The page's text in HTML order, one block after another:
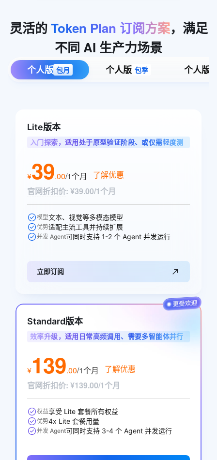
灵活的 Token Plan 订阅方案，满足
不同 AI 生产力场景
个人版 包月 个人版 包季 个人版
Lite版本
入门探索，适用处于原型验证阶段、或仅需轻度测
¥39.00/1个月
了解优惠
官网折扣价: ¥39.00/1个月
模型文本、视觉等多模态模型
优势适配主流工具并持续扩展
并发 Agent可同时支持 1-2 个 Agent 并发运行
立即订阅
Standard版本
效率升级，适用日常高频调用、需要多智能体并行
¥139.00/1个月
了解优惠
官网折扣价: ¥139.00/1个月
权益享受 Lite 套餐所有权益
优势4x Lite 套餐用量
并发 Agent可同时支持 3-4 个 Agent 并发运行